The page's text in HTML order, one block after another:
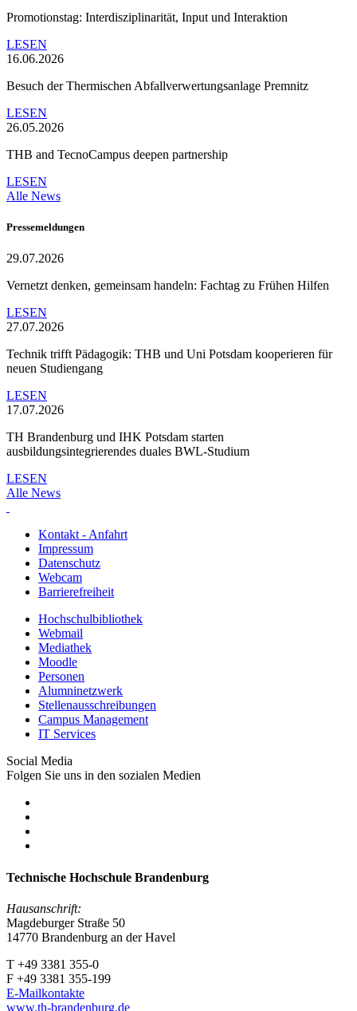
Promotionstag: Interdisziplinarität, Input und Interaktion
LESEN
16.06.2026
Besuch der Thermischen Abfallverwertungsanlage Premnitz
LESEN
26.05.2026
THB and TecnoCampus deepen partnership
LESEN
Alle News
Pressemeldungen
29.07.2026
Vernetzt denken, gemeinsam handeln: Fachtag zu Frühen Hilfen
LESEN
27.07.2026
Technik trifft Pädagogik: THB und Uni Potsdam kooperieren für
neuen Studiengang
LESEN
17.07.2026
TH Brandenburg und IHK Potsdam starten
ausbildungsintegrierendes duales BWL-Studium
LESEN
Alle News
Kontakt - Anfahrt
Impressum
Datenschutz
Webcam
Barrierefreiheit
Hochschulbibliothek
Webmail
Mediathek
Moodle
Personen
Alumninetzwerk
Stellenausschreibungen
Campus Management
IT Services
Social Media
Folgen Sie uns in den sozialen Medien
Technische Hochschule Brandenburg
Hausanschrift:
Magdeburger Straße 50
14770 Brandenburg an der Havel
T +49 3381 355-0
F +49 3381 355-199
E-Mailkontakte
www.th-brandenburg.de